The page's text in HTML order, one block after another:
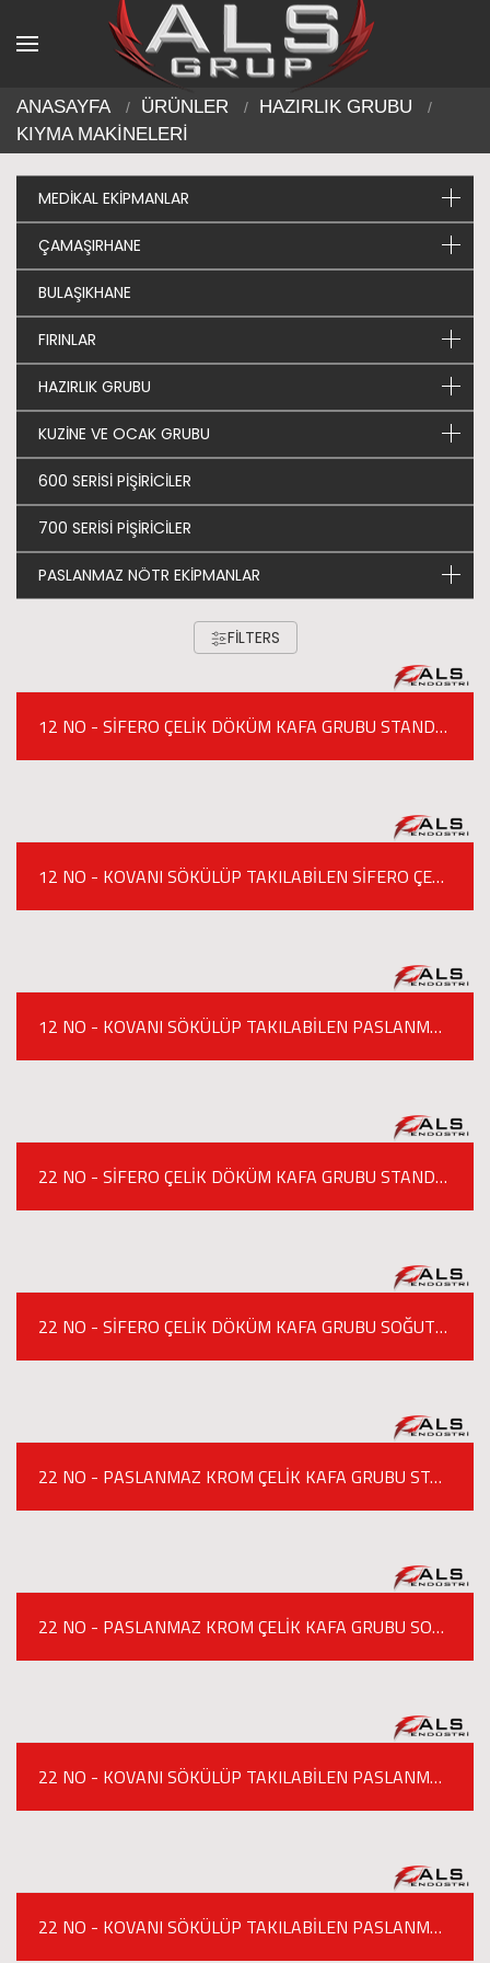
ANASAYFA ÜRÜNLER
HAZIRLIK GRUBU
KIYMA MAKİNELERİ
MEDİKAL EKİPMANLAR
ÇAMAŞIRHANE
BULAŞIKHANE
FIRINLAR
HAZIRLIK GRUBU
KUZİNE VE OCAK GRUBU
600 SERİSİ PİŞİRİCİLER
700 SERİSİ PİŞİRİCİLER
PASLANMAZ NÖTR EKİPMANLAR
FILTERS
12 NO - SİFERO ÇELİK DÖKÜM KAFA GRUBU STANDART MODEL ET KIYMA MAKİNESİ
12 NO - KOVANI SÖKÜLÜP TAKILABİLEN SİFERO ÇELİK DÖKÜM KAFA GRUBU ET KIYMA MAKİNESİ
12 NO - KOVANI SÖKÜLÜP TAKILABİLEN PASLANMAZ KROM ÇELİK KAFA GRUBU ET KIYMA MAKİNESİ
22 NO - SİFERO ÇELİK DÖKÜM KAFA GRUBU STANDART MODEL ET KIYMA MAKİNESİ
22 NO - SİFERO ÇELİK DÖKÜM KAFA GRUBU SOĞUTUCULU ET KIYMA MAKİNESİ
22 NO - PASLANMAZ KROM ÇELİK KAFA GRUBU STANDART MODEL ET KIYMA MAKİNESİ
22 NO - PASLANMAZ KROM ÇELİK KAFA GRUBU SOĞUTUCULU ET KIYMA MAKİNESİ
22 NO - KOVANI SÖKÜLÜP TAKILABİLEN PASLANMAZ KROM ÇELİK KAFA GRUBU / SOĞUTUCULU ET KIYMA MAKİNESİ
22 NO - KOVANI SÖKÜLÜP TAKILABİLEN PASLANMAZ KROM ÇELİK KAFA GRUBU ET KIYMA MAKİNESİ